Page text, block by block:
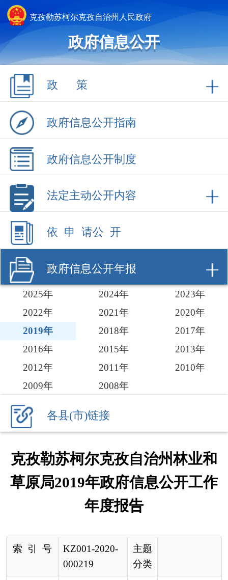
克孜勒苏柯尔克孜自治州人民政府
政府信息公开
政府信息公开指南
法定主动公开内容
依 申 请公 开
政府信息公开年报
2025年
2022年
2019年
2018年
2016年
2015年
2009年
各县(市)链接
克孜勒苏柯尔克孜自治州林业和
草原局2019年政府信息公开工作
年度报告
索 引 号
KZ001-2020-
主题
发布机构
克州林业和草
发布
日期
2020-01-22
18:29
原局2019年政府信息公开工作年度
报告